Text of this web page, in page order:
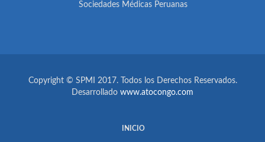
Sociedades Médicas Peruanas
Copyright © SPMI 2017. Todos los Derechos Reservados.
Desarrollado www.atocongo.com
INICIO